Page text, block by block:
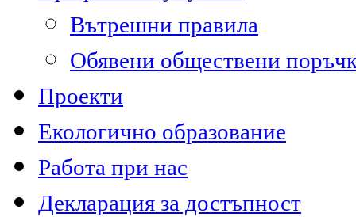
Вътрешни правила
Обявени обществени
Проекти
Екологично образование
Работа при нас
Декларация за достъпност